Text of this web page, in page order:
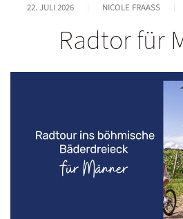
22. JULI 2026 NICOLE FRAASS
Radtor für